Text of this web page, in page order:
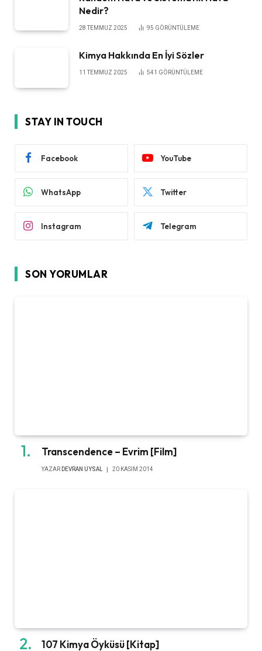
Nedir?
28 TEMMUZ 2025 95 GÖRÜNTÜLEME
Kimya Hakkında En İyi Sözler
11 TEMMUZ 2025 541 GÖRÜNTÜLEME
STAY IN TOUCH
Facebook YouTube
WhatsApp Twitter
Instagram Telegram
SON YORUMLAR
Transcendence – Evrim [Film]
YAZAR DEVRAN UYSAL 20 KASIM 2014
107 Kimya Öyküsü [Kitap]